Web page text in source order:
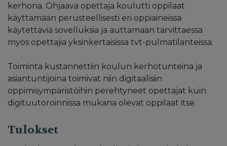
kerhona. Ohjaava opettaja koulutti oppilaat
käyttämään perusteellisesti eri oppiaineissa
käytettäviä sovelluksia ja auttamaan tarvittaessa
myös opettajia yksinkertaisissa tvt-pulmatilanteissa.
Toiminta kustannettiin koulun kerhotunteina ja
asiantuntijoina toimivat niin digitaalisiin
oppimisympäristöihin perehtyneet opettajat kuin
digituutoroinnissa mukana olevat oppilaat itse.
Tulokset